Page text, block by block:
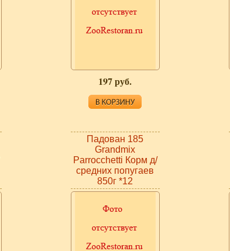
197 руб.
Падован 185
Grandmix
Parrocchetti Корм д/
средних попугаев
850г *12